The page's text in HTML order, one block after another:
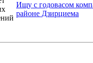
Ищу с годовасом
районе Дзирциема